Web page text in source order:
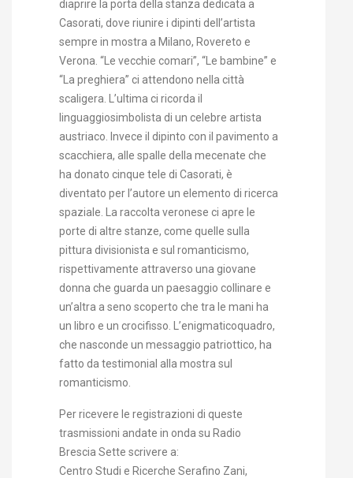
diaprire la porta della stanza dedicata a
Casorati, dove riunire i dipinti dell’artista
sempre in mostra a Milano, Rovereto e
Verona. “Le vecchie comari”, “Le bambine” e
“La preghiera” ci attendono nella città
scaligera. L’ultima ci ricorda il
linguaggiosimbolista di un celebre artista
austriaco. Invece il dipinto con il pavimento a
scacchiera, alle spalle della mecenate che
ha donato cinque tele di Casorati, è
diventato per l’autore un elemento di ricerca
spaziale. La raccolta veronese ci apre le
porte di altre stanze, come quelle sulla
pittura divisionista e sul romanticismo,
rispettivamente attraverso una giovane
donna che guarda un paesaggio collinare e
un’altra a seno scoperto che tra le mani ha
un libro e un crocifisso. L’enigmaticoquadro,
che nasconde un messaggio patriottico, ha
fatto da testimonial alla mostra sul
romanticismo.
Per ricevere le registrazioni di queste
trasmissioni andate in onda su Radio
Brescia Sette scrivere a:
Centro Studi e Ricerche Serafino Zani,